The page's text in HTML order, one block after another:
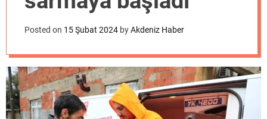
Posted on 15 Şubat 2024 byAkdeniz Haber